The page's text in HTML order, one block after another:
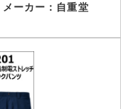
メーカー：自重堂